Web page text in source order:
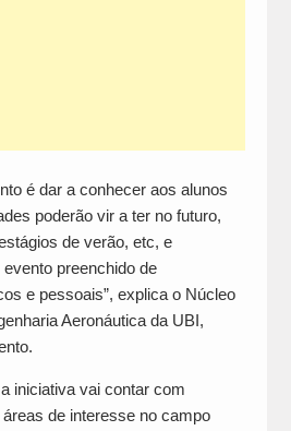
é dar a conhecer aos alunos
poderão vir a ter no futuro,
de verão, etc, e
preenchido de
e pessoais”, explica o Núcleo
Aeronáutica da UBI,
iniciativa vai contar com
de interesse no campo